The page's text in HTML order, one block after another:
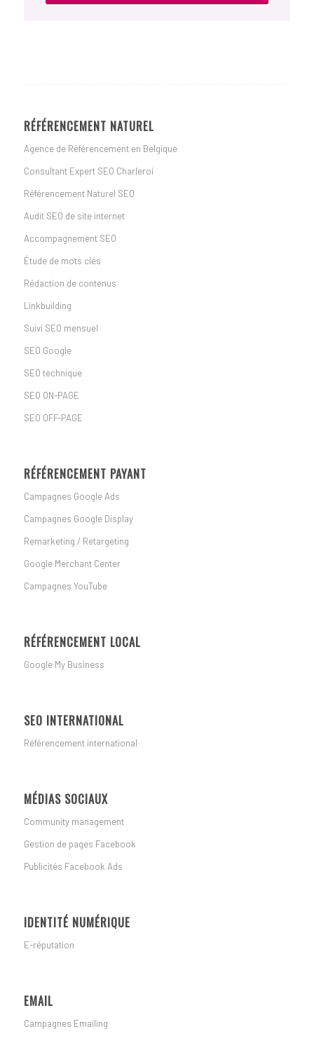
RÉFÉRENCEMENT NATUREL
Agence de Référencement en Belgique
Consultant Expert SEO Charleroi
Référencement Naturel SEO
Audit SEO de site internet
Accompagnement SEO
Étude de mots clés
Rédaction de contenus
Linkbuilding
Suivi SEO mensuel
SEO Google
SEO technique
SEO ON-PAGE
SEO OFF-PAGE
RÉFÉRENCEMENT PAYANT
Campagnes Google Ads
Campagnes Google Display
Remarketing / Retargeting
Google Merchant Center
Campagnes YouTube
RÉFÉRENCEMENT LOCAL
Google My Business
SEO INTERNATIONAL
Référencement international
MÉDIAS SOCIAUX
Community management
Gestion de pages Facebook
Publicités Facebook Ads
IDENTITÉ NUMÉRIQUE
E-réputation
EMAIL
Campagnes Emailing